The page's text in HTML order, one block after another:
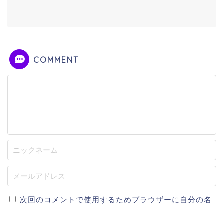
COMMENT
次回のコメントで使用するためブラウザーに自分の名